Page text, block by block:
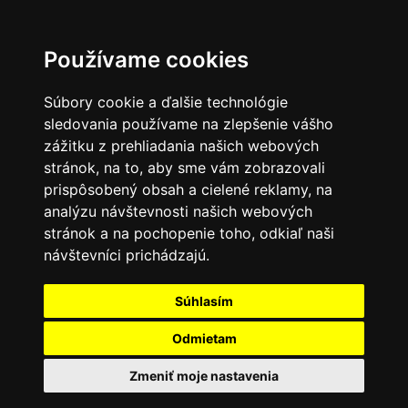
Používame cookies
Súbory cookie a ďalšie technológie
sledovania používame na zlepšenie vášho
zážitku z prehliadania našich webových
stránok, na to, aby sme vám zobrazovali
prispôsobený obsah a cielené reklamy, na
analýzu návštevnosti našich webových
stránok a na pochopenie toho, odkiaľ naši
návštevníci prichádzajú.
Súhlasím
Odmietam
Zmeniť moje nastavenia